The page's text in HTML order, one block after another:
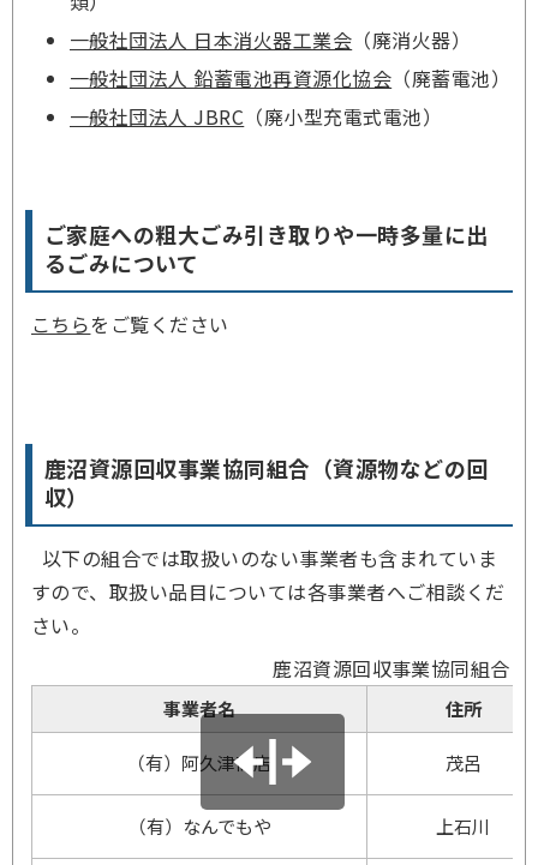
一般社団法人 日本消火器工業会 （廃消火器）
一般社団法人 鉛蓄電池再資源化協会 （廃蓄電池）
一般社団法人 JBRC （廃小型充電式電池）
ご家庭への粗大ごみ引き取りや一時多量に出
るごみについて
こちらをご覧ください
鹿沼資源回収事業協同組合（資源物などの回
収）
以下の組合では取扱いのない事業者も含まれていま
すので、取扱い品目については各事業者へご相談くだ
さい。
鹿沼資源回収事業協同組合
事業者名 住所
（有）阿久津商店 茂呂
（有）なんでもや 上石川